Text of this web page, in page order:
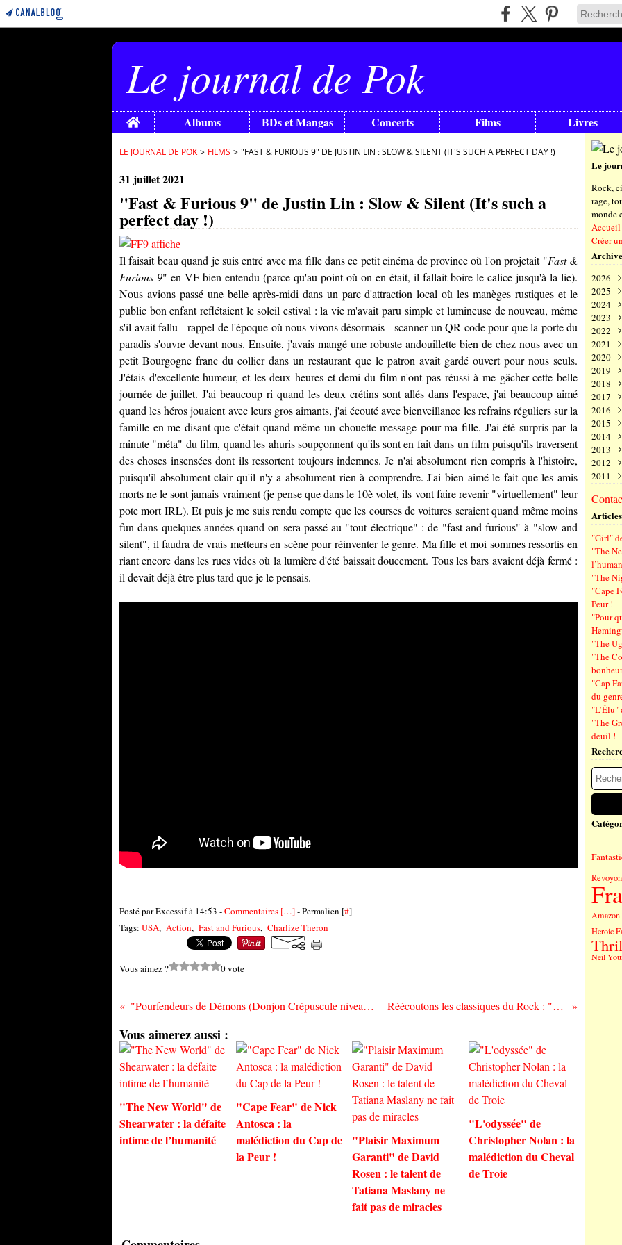
Le journal de Pok
Home Albums BDs et Mangas Concerts Films Livres
LE JOURNAL DE POK > FILMS > "FAST & FURIOUS 9" DE JUSTIN LIN : SLOW & SILENT (IT'S SUCH A PERFECT DAY !)
31 juillet 2021
"Fast & Furious 9" de Justin Lin : Slow & Silent (It's such a
perfect day !)
Il faisait beau quand je suis entré avec ma fille dans ce petit cinéma de province où l'on projetait "Fast &
Furious 9" en VF bien entendu (parce qu'au point où on en était, il fallait boire le calice jusqu'à la lie).
Nous avions passé une belle après-midi dans un parc d'attraction local où les manèges rustiques et le
public bon enfant reflétaient le soleil estival : la vie m'avait paru simple et lumineuse de nouveau, même
s'il avait fallu - rappel de l'époque où nous vivons désormais - scanner un QR code pour que la porte du
paradis s'ouvre devant nous. Ensuite, j'avais mangé une robuste andouillette bien de chez nous avec un
petit Bourgogne franc du collier dans un restaurant que le patron avait gardé ouvert pour nous seuls.
J'étais d'excellente humeur, et les deux heures et demi du film n'ont pas réussi à me gâcher cette belle
journée de juillet. J'ai beaucoup ri quand les deux crétins sont allés dans l'espace, j'ai beaucoup aimé
quand les héros jouaient avec leurs gros aimants, j'ai écouté avec bienveillance les refrains réguliers sur la
famille en me disant que c'était quand même un chouette message pour ma fille. J'ai été surpris par la
minute "méta" du film, quand les ahuris soupçonnent qu'ils sont en fait dans un film puisqu'ils traversent
des choses insensées dont ils ressortent toujours indemnes. Je n'ai absolument rien compris à l'histoire,
puisqu'il absolument clair qu'il n'y a absolument rien à comprendre. J'ai bien aimé le fait que les amis
morts ne le sont jamais vraiment (je pense que dans le 10è volet, ils vont faire revenir "virtuellement" leur
pote mort IRL). Et puis je me suis rendu compte que les courses de voitures seraient quand même moins
fun dans quelques années quand on sera passé au "tout électrique" : de "fast and furious" à "slow and
silent", il faudra de vrais metteurs en scène pour réinventer le genre. Ma fille et moi sommes ressortis en
riant encore dans les rues vides où la lumière d'été baissait doucement. Tous les bars avaient déjà fermé :
il devait déjà être plus tard que je le pensais.
Posté par Excessif à 14:53 -Commentaires […]- Permalien [#]
Tags: USA, Action, Fast and Furious, Charlize Theron
Vous aimez ? 0 vote
"Pourfendeurs de Démons (Donjon Crépuscule niveau 112)" de Trondheim, Sfar et Obion : Pour Zakûtu ! Réécoutons les classiques du Rock : "In the Heat of the Night" de Pat Benatar
Vous aimerez aussi :
"The New World" de
Shearwater : la défaite
intime de l’humanité
"Cape Fear" de Nick
Antosca : la
malédiction du Cap de
la Peur !
"Plaisir Maximum
Garanti" de David
Rosen : le talent de
Tatiana Maslany ne
fait pas de miracles
"L'odyssée" de
Christopher Nolan : la
malédiction du Cheval
de Troie
Le
Rock,
rage,
monde
Créer
2026
Août
Juillet
Juin
Mai
Avril
Mars
2025
Août
Juillet
Juin
Mai
Avril
Mars
2024
Août
Juillet
Juin
Mai
Avril
Mars
2023
Août
Juillet
Juin
Mai
Avril
Mars
2022
Août
Juillet
Juin
Mai
Avril
Mars
2021
Août
Juillet
Juin
Mai
Avril
Mars
2020
Août
Juillet
Juin
Mai
Avril
2019
Août
Juillet
Juin
Mai
2018
Août
Juillet
Juin
Mars
2017
Août
Juillet
Mai
Avril
2016
Août
Juin
Mai
2015
Juin
Mai
2014
Juin
Mai
2013
Août
Juin
Mai
2012
Juin
Mai
2011
"Girl"
"The
"The
"Cape
Peur !
"Pour
"The
"The
bonheur
"Cap
du
"L’Élu"
"The
deuil !
Heroic
Neil